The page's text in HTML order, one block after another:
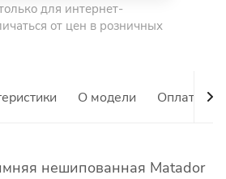
для интернет-
от цен в розничных
О модели Оплата
нешипованная Matador